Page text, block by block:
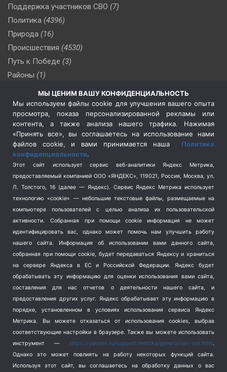
Поддержка участников СВО (7)
Политика (4396)
Природа (16)
Происшествия (4530)
Путь к Победе (3)
Районы (1)
(510)
Сельское хозяйство (3)
Социальная политика
(3)
Спецоперация в Украине
Спецоперация на Украине
(404)
Спорт (740)
Терроризм (1)
Транспорт (262)
Туризм (178)
Флот (76)
Школа и спорт (2)
Экология (8)
Экономика (1172)
МЫ ЦЕНИМ ВАШУ КОНФИДЕНЦИАЛЬНОСТЬ
Мы используем файлы cookie для улучшения вашего опыта
просмотра, показа персонализированной рекламы или
контента, а также анализа нашего трафика. Нажимая
«Принять все», вы соглашаетесь на использование нами
файлов cookie, и вами принимается наша Политика
конфиденциальности.
Этот сайт использует сервис веб-аналитики Яндекс Метрика,
предоставляемый компанией ООО «ЯНДЕКС», 119021, Россия, Москва, ул.
Л. Толстого, 16 (далее — Яндекс). Сервис Яндекс Метрика использует
технологию «cookie» — небольшие текстовые файлы, размещаемые на
компьютере пользователей с целью анализа их пользовательской
активности.
Собранная при помощи cookie информация не может
идентифицировать вас, однако может помочь нам улучшить работу
нашего сайта. Информация об использовании вами данного сайта,
собранная при помощи cookie, будет передаваться Яндексу и храниться
на сервере Яндекса в ЕС и Российской Федерации. Яндекс будет
обрабатывать эту информацию для оценки использования вами сайта,
составления для нас отчетов о деятельности нашего сайта, и
предоставления других услуг. Яндекс обрабатывает эту информацию в
порядке, установленном в условиях использования сервиса Яндекс
Метрика.
Вы можете отказаться от использования cookies, выбрав
соответствующие настройки в браузере. Также вы можете использовать
инструмент — https://yandex.ru/support/metrika/general/opt-out.html.
Однако это может повлиять на работу некоторых функций сайта.
Используя этот сайт, вы соглашаетесь на обработку данных о вас